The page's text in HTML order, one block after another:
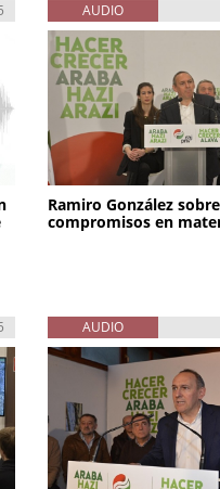
AUDIO
Ramiro González sobre
compromisos en
AUDIO